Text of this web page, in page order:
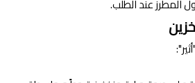
المطرز عند الطلب.